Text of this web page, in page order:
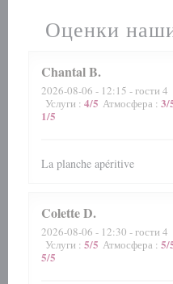
Оценки
ChantalB
2026-08-06 - 12:15 - гости 4
Услуги : 4/5 Атмосфера : 3/
1/5
La planche apéritive
ColetteD
2026-08-06 - 12:30 - гости 4
Услуги : 5/5 Атмосфера : 5/
5/5